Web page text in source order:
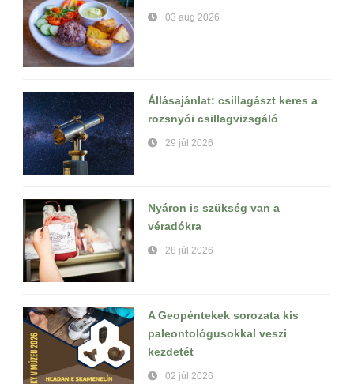
03 aug 2026
Állásajánlat: csillagászt keres a
rozsnyói csillagvizsgáló
29 júl 2026
Nyáron is szükség van a
véradókra
28 júl 2026
A Geopéntekek sorozata kis
paleontológusokkal veszi
kezdetét
02 júl 2026